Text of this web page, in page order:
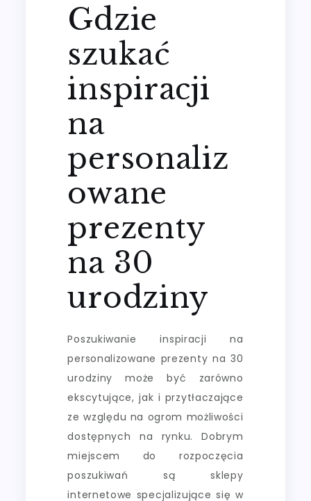
Gdzie
szukać
inspiracji
na
personaliz
owane
prezenty
na 30
urodziny
Poszukiwanie inspiracji na
personalizowane prezenty na 30
urodziny może być zarówno
ekscytujące, jak i przytłaczające
ze względu na ogrom możliwości
dostępnych na rynku. Dobrym
miejscem do rozpoczęcia
poszukiwań są sklepy
internetowe specjalizujące się w